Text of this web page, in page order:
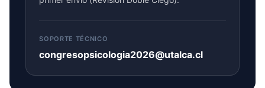
SOPORTE TÉCNICO
congresopsicologia2026@utalca.cl